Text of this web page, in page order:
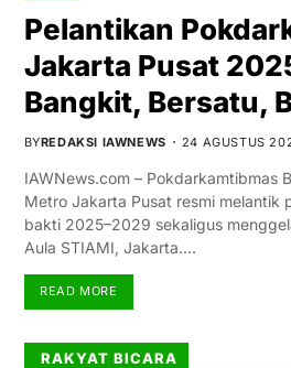
Pelantikan
Jakarta Pusat
Bangkit, Bersatu,
BYREDAKSI IAWNEWS 24 AGUSTUS
IAWNews.com – Pokdarkamtibmas
Metro Jakarta Pusat resmi melantik
bakti 2025–2029 sekaligus
Aula STIAMI, Jakarta.…
READ MORE
RAKYAT BICARA